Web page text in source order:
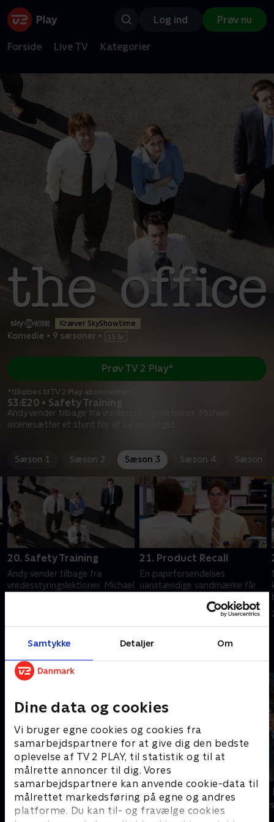
Samtykke Detaljer Om
Dine data og cookies
Vi bruger egne cookies og cookies fra
samarbejdspartnere for at give dig den bedste
oplevelse af TV 2 PLAY, til statistik og til at
målrette annoncer til dig. Vores
samarbejdspartnere kan anvende cookie-data til
målrettet markedsføring på egne og andres
platforme. Du kan til- og fravælge cookies
Log ind Prøv nu
Forside Live TV Kategorier
Kræver SkyShowtime
Komedie • 9 sæsoner •
S3:E20 • Safety Training
Andy vender tilbage fra vredesstyringslektioner. Michael
iscenesætter et stunt for at bevise noget.
Prøv TV 2 Play*
*tilkøbes til TV 2 Play abonnement
Sæson 1 Sæson 2 Sæson 3 Sæson 4 Sæson 5
20. Safety Training
Andy vender tilbage fra
vredesstyringslektioner. Michael
20. september 2022 • 20 min
21. Product Recall
En papirforsendelses
uanstændige vandmærke får
prøver at coache Angela.
20. september 2022 • 20 min
Andre så også
Robssons (dansk tale)
Komedie • 1 sæsoner Komedie • 1